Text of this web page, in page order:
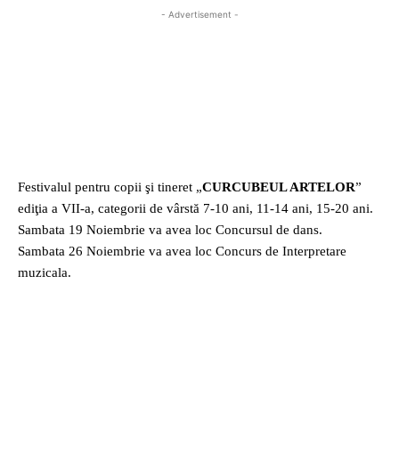
- Advertisement -
Festivalul pentru copii şi tineret „CURCUBEUL ARTELOR”
ediţia a VII-a, categorii de vârstă 7-10 ani, 11-14 ani, 15-20 ani.
Sambata 19 Noiembrie va avea loc Concursul de dans.
Sambata 26 Noiembrie va avea loc Concurs de Interpretare
muzicala.